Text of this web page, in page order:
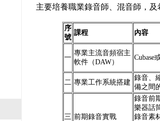
主要培養職業錄音師、混音師，
序
號
課程 內容
一
專業主流音頻宿主
軟件（DAW）
Cubase
二 專業工作系統搭建
錄音、
備之間
三 前期錄音實戰
錄音前
樂器話
錄音素